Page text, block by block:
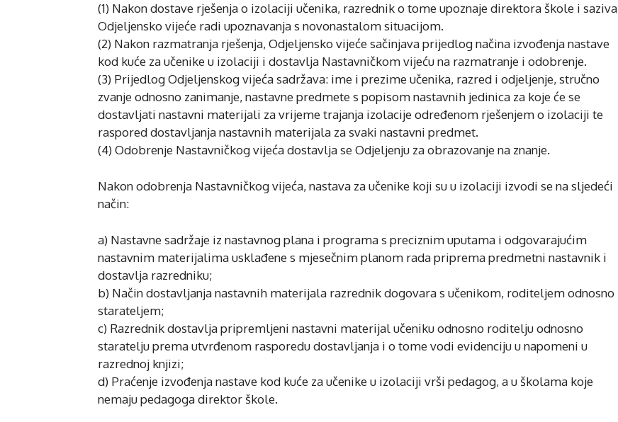
(1) Nakon dostave rješenja o izolaciji učenika, razrednik o tome upoznaje direktora škole i saziva
Odjeljensko vijeće radi upoznavanja s novonastalom situacijom.
(2) Nakon razmatranja rješenja, Odjeljensko vijeće sačinjava prijedlog načina izvođenja nastave
kod kuće za učenike u izolaciji i dostavlja Nastavničkom vijeću na razmatranje i odobrenje.
(3) Prijedlog Odjeljenskog vijeća sadržava: ime i prezime učenika, razred i odjeljenje, stručno
zvanje odnosno zanimanje, nastavne predmete s popisom nastavnih jedinica za koje će se
dostavljati nastavni materijali za vrijeme trajanja izolacije određenom rješenjem o izolaciji te
raspored dostavljanja nastavnih materijala za svaki nastavni predmet.
(4) Odobrenje Nastavničkog vijeća dostavlja se Odjeljenju za obrazovanje na znanje.
Nakon odobrenja Nastavničkog vijeća, nastava za učenike koji su u izolaciji izvodi se na sljedeći
način:
a) Nastavne sadržaje iz nastavnog plana i programa s preciznim uputama i odgovarajućim
nastavnim materijalima usklađene s mjesečnim planom rada priprema predmetni nastavnik i
dostavlja razredniku;
b) Način dostavljanja nastavnih materijala razrednik dogovara s učenikom, roditeljem odnosno
starateljem;
c) Razrednik dostavlja pripremljeni nastavni materijal učeniku odnosno roditelju odnosno
staratelju prema utvrđenom rasporedu dostavljanja i o tome vodi evidenciju u napomeni u
razrednoj knjizi;
d) Praćenje izvođenja nastave kod kuće za učenike u izolaciji vrši pedagog, a u školama koje
nemaju pedagoga direktor škole.